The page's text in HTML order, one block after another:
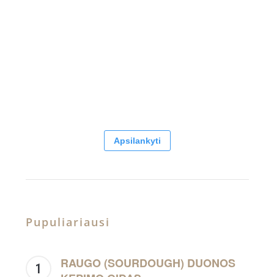
Apsilankyti
Pupuliariausi
RAUGO (SOURDOUGH) DUONOS